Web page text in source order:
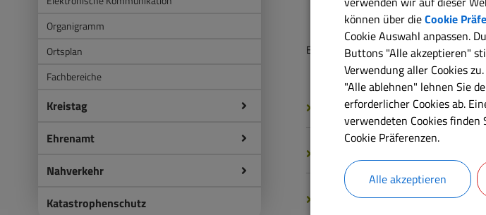
Organigramm
Ortsplan
Fachbereiche
Kreistag
Ehrenamt
Nahverkehr
Katastrophenschutz
Beantragung an:asyl-
Langbeschreibung
Rechtsgrundlagen
können über dieCookie
Cookie Auswahl anpassen.
Buttons "Alle akzeptieren"
Verwendung aller Cookies
"Alle ablehnen" lehnen Sie
erforderlicher Cookies ab.
verwendeten Cookies finden
Cookie Präferenzen.
Alle akzeptieren